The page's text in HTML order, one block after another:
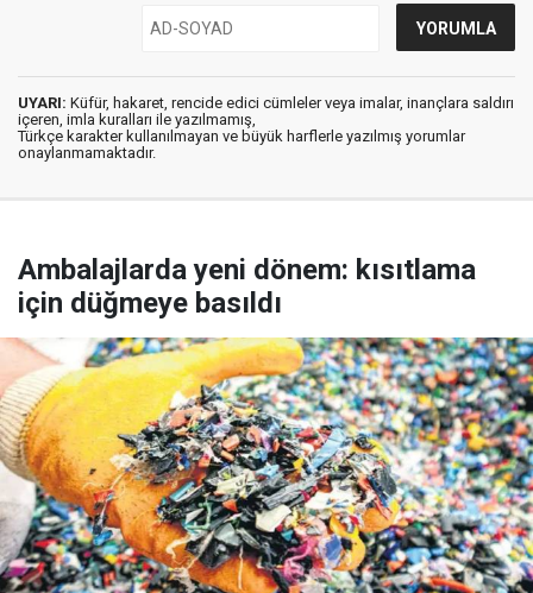
UYARI: Küfür, hakaret, rencide edici cümleler veya imalar, inançlara saldırı
içeren, imla kuralları ile yazılmamış,
Türkçe karakter kullanılmayan ve büyük harflerle yazılmış yorumlar
onaylanmamaktadır.
Ambalajlarda yeni dönem: kısıtlama
için düğmeye basıldı